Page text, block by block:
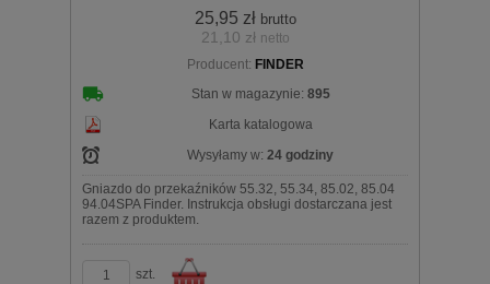
koszyka
25,95 zł brutto
21,10 zł netto
Producent: FINDER
Stan w magazynie: 895
Karta katalogowa
Wysyłamy w: 24 godziny
Gniazdo do przekaźników 55.32, 55.34, 85.02, 85.04
94.04SPA Finder. Instrukcja obsługi dostarczana jest
razem z produktem.
szt.